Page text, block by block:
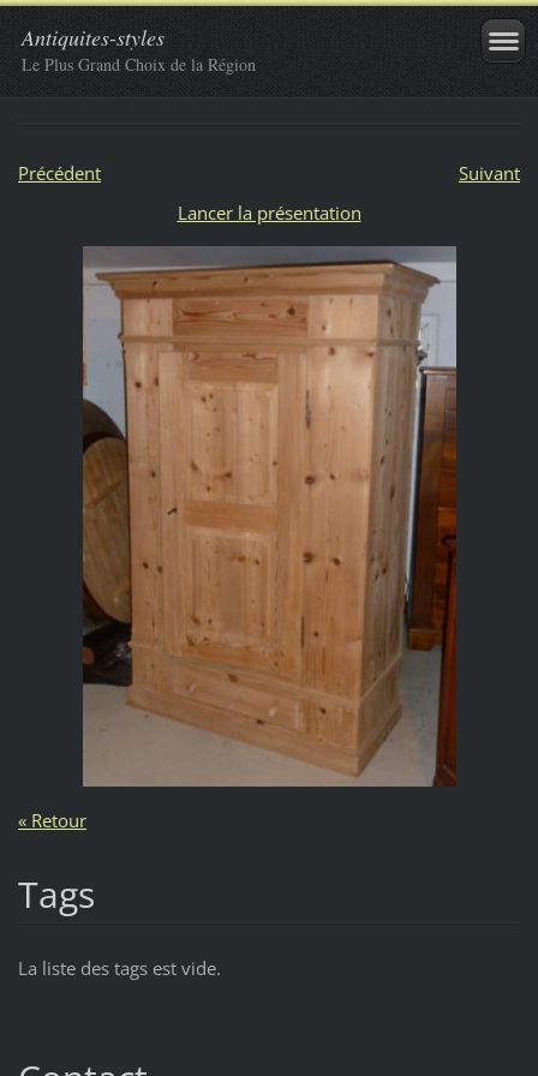
Antiquites-styles
Le Plus Grand Choix de la Région
Précédent
Suivant
Lancer la présentation
« Retour
Tags
La liste des tags est vide.